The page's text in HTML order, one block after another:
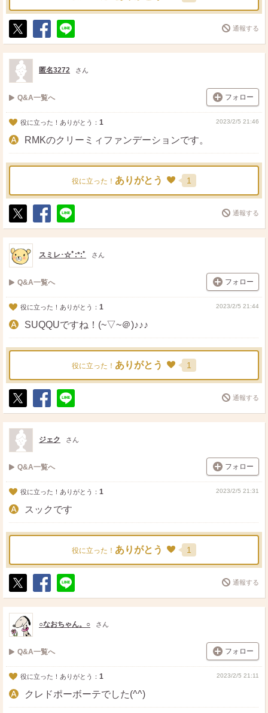
ポ
ス
ト
シ
ェ
送
る
通報する
匿名3272 さん
Q&A一覧へ フォロー
役に立った！ありがとう： 1 2023/2/5 21:46
RMKのクリーミィファンデーションです。
役に立った！ ありがとう 1
ポ
ス
ト
シ
ェ
送
る
通報する
スミレ･☆ﾟ:*:ﾟ さん
Q&A一覧へ フォロー
役に立った！ありがとう： 1 2023/2/5 21:44
SUQQUですね！(~▽~＠)♪♪♪
役に立った！ ありがとう 1
ポ
ス
ト
シ
ェ
送
る
通報する
ジェク さん
Q&A一覧へ フォロー
役に立った！ありがとう： 1 2023/2/5 21:31
スックです
役に立った！ ありがとう 1
ポ
ス
ト
シ
ェ
送
る
通報する
○なおちゃん。○ さん
Q&A一覧へ フォロー
役に立った！ありがとう： 1 2023/2/5 21:11
クレドポーボーテでした(^^)